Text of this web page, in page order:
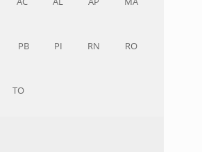
PB PI RN RO
TO